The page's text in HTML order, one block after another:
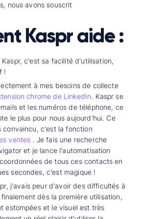
nous avons souscrit
Kaspr aide :
Kaspr, c'est sa facilité d'utilisation,
!
à mes besoins de collecte
chrome de LinkedIn. Kaspr se
et les numéros de téléphone, ce
le plus pour nous aujourd'hui. Ce
convaincu, c'est la fonction
ventes . Je fais une recherche
et je lance l'automatisation
de tous ces contacts en
secondes, c'est magique !
j'avais peur d'avoir des difficultés à
dès la première utilisation,
estompées et le visuel est très